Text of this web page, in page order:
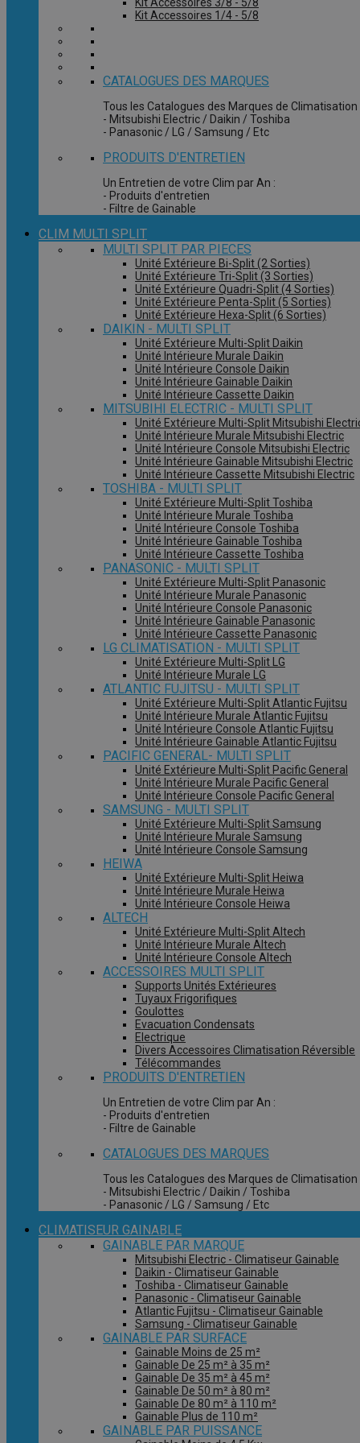
Kit Accessoires 1/4 - 5/8
CATALOGUES DES MARQUES
Tous les Catalogues des Marques de Climatisation
- Mitsubishi Electric / Daikin / Toshiba
- Panasonic / LG / Samsung / Etc
PRODUITS D'ENTRETIEN
Un Entretien de votre Clim par An :
- Produits d'entretien
- Filtre de Gainable
CLIM MULTI SPLIT
MULTI SPLIT PAR PIECES
Unité Extérieure Bi-Split (2 Sorties)
Unité Extérieure Tri-Split (3 Sorties)
Unité Extérieure Quadri-Split (4 Sorties)
Unité Extérieure Penta-Split (5 Sorties)
Unité Extérieure Hexa-Split (6 Sorties)
DAIKIN - MULTI SPLIT
Unité Extérieure Multi-Split Daikin
Unité Intérieure Murale Daikin
Unité Intérieure Console Daikin
Unité Intérieure Gainable Daikin
Unité Intérieure Cassette Daikin
MITSUBIHI ELECTRIC - MULTI SPLIT
Unité Extérieure Multi-Split Mitsubishi
Unité Intérieure Murale Mitsubishi Electric
Unité Intérieure Console Mitsubishi Electric
Unité Intérieure Gainable Mitsubishi Electric
Unité Intérieure Cassette Mitsubishi Electric
TOSHIBA - MULTI SPLIT
Unité Extérieure Multi-Split Toshiba
Unité Intérieure Murale Toshiba
Unité Intérieure Console Toshiba
Unité Intérieure Gainable Toshiba
Unité Intérieure Cassette Toshiba
PANASONIC - MULTI SPLIT
Unité Extérieure Multi-Split Panasonic
Unité Intérieure Murale Panasonic
Unité Intérieure Console Panasonic
Unité Intérieure Gainable Panasonic
Unité Intérieure Cassette Panasonic
LG CLIMATISATION - MULTI SPLIT
Unité Extérieure Multi-Split LG
Unité Intérieure Murale LG
ATLANTIC FUJITSU - MULTI SPLIT
Unité Extérieure Multi-Split Atlantic Fujitsu
Unité Intérieure Murale Atlantic Fujitsu
Unité Intérieure Console Atlantic Fujitsu
Unité Intérieure Gainable Atlantic Fujitsu
PACIFIC GENERAL- MULTI SPLIT
Unité Extérieure Multi-Split Pacific General
Unité Intérieure Murale Pacific General
Unité Intérieure Console Pacific General
SAMSUNG - MULTI SPLIT
Unité Extérieure Multi-Split Samsung
Unité Intérieure Murale Samsung
Unité Intérieure Console Samsung
HEIWA
Unité Extérieure Multi-Split Heiwa
Unité Intérieure Murale Heiwa
Unité Intérieure Console Heiwa
ALTECH
Unité Extérieure Multi-Split Altech
Unité Intérieure Murale Altech
Unité Intérieure Console Altech
ACCESSOIRES MULTI SPLIT
Supports Unités Extérieures
Tuyaux Frigorifiques
Goulottes
Evacuation Condensats
Electrique
Divers Accessoires Climatisation Réversible
Télécommandes
PRODUITS D'ENTRETIEN
Un Entretien de votre Clim par An :
- Produits d'entretien
- Filtre de Gainable
CATALOGUES DES MARQUES
Tous les Catalogues des Marques de Climatisation
- Mitsubishi Electric / Daikin / Toshiba
- Panasonic / LG / Samsung / Etc
CLIMATISEUR GAINABLE
GAINABLE PAR MARQUE
Mitsubishi Electric - Climatiseur Gainable
Daikin - Climatiseur Gainable
Toshiba - Climatiseur Gainable
Panasonic - Climatiseur Gainable
Atlantic Fujitsu - Climatiseur Gainable
Samsung - Climatiseur Gainable
GAINABLE PAR SURFACE
Gainable Moins de 25 m²
Gainable De 25 m² à 35 m²
Gainable De 35 m² à 45 m²
Gainable De 50 m² à 80 m²
Gainable De 80 m² à 110 m²
Gainable Plus de 110 m²
GAINABLE PAR PUISSANCE